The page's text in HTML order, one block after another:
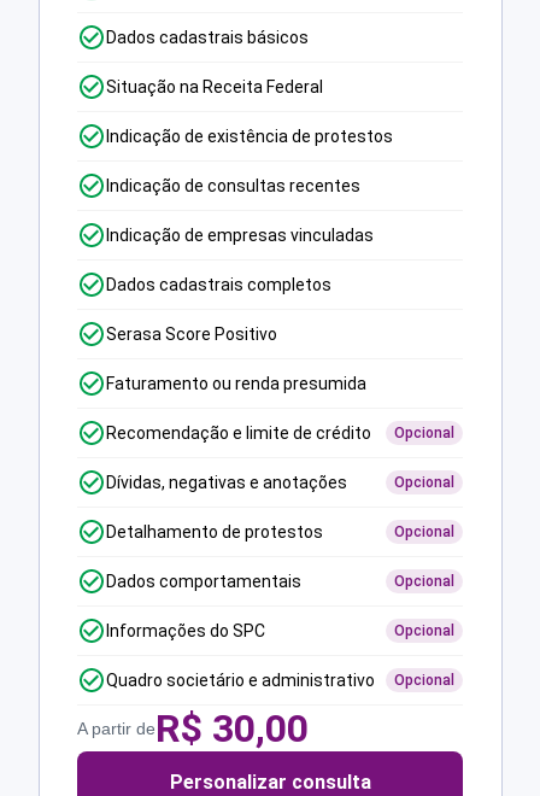
Dados cadastrais básicos
Situação na Receita Federal
Indicação de existência de protestos
Indicação de consultas recentes
Indicação de empresas vinculadas
Dados cadastrais completos
Serasa Score Positivo
Faturamento ou renda presumida
Recomendação e limite de crédito Opcional
Dívidas, negativas e anotações Opcional
Detalhamento de protestos Opcional
Dados comportamentais Opcional
Informações do SPC Opcional
Quadro societário e administrativo Opcional
A partir deR$ 30,00
Personalizar consulta